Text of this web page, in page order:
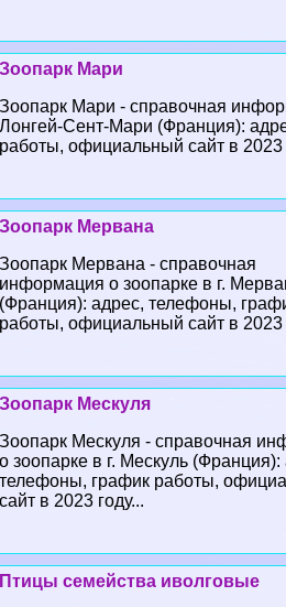
Зоопарк Мари
Зоопарк Мари - справочная
Лонгeй-Сент-Мари (Франция):
работы, официальный сайт в 2023
Зоопарк Мервана
Зоопарк Мервана - справочная
информация о зоопарке в г.
(Франция): адрес, телефоны,
работы, официальный сайт в 2023
Зоопарк Мескуля
Зоопарк Мескуля - справочная
о зоопарке в г. Мескуль (Франция):
телефоны, график работы,
сайт в 2023 году...
Птицы семейства иволговые